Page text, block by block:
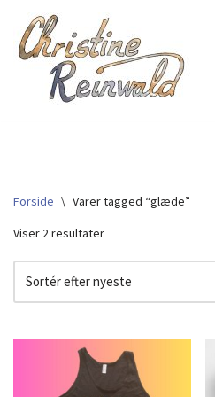
Spring
indhold
Forside \ Varer tagged “glæde”
Viser 2 resultater